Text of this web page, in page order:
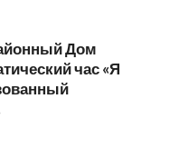
Дом
час «Я